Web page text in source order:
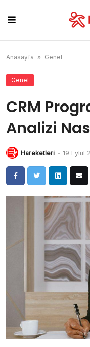
content
Anasayfa » Genel
Genel
CRM
Analizi
Hareketleri - 19 Eylül